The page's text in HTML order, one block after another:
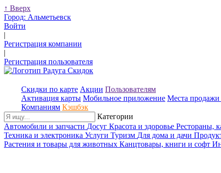
↑ Вверх
Город: Альметьевск
Войти
|
Регистрация компании
|
Регистрация пользователя
Скидки по карте Акции Пользователям
Активация карты Мобильное приложение Места продажи
Компаниям Кэшбэк
Категории
Автомобили и запчасти Досуг Красота и здоровье Рестораны,
Техника и электроника Услуги Туризм Для дома и дачи
Растения и товары для животных Канцтовары, книги и софт